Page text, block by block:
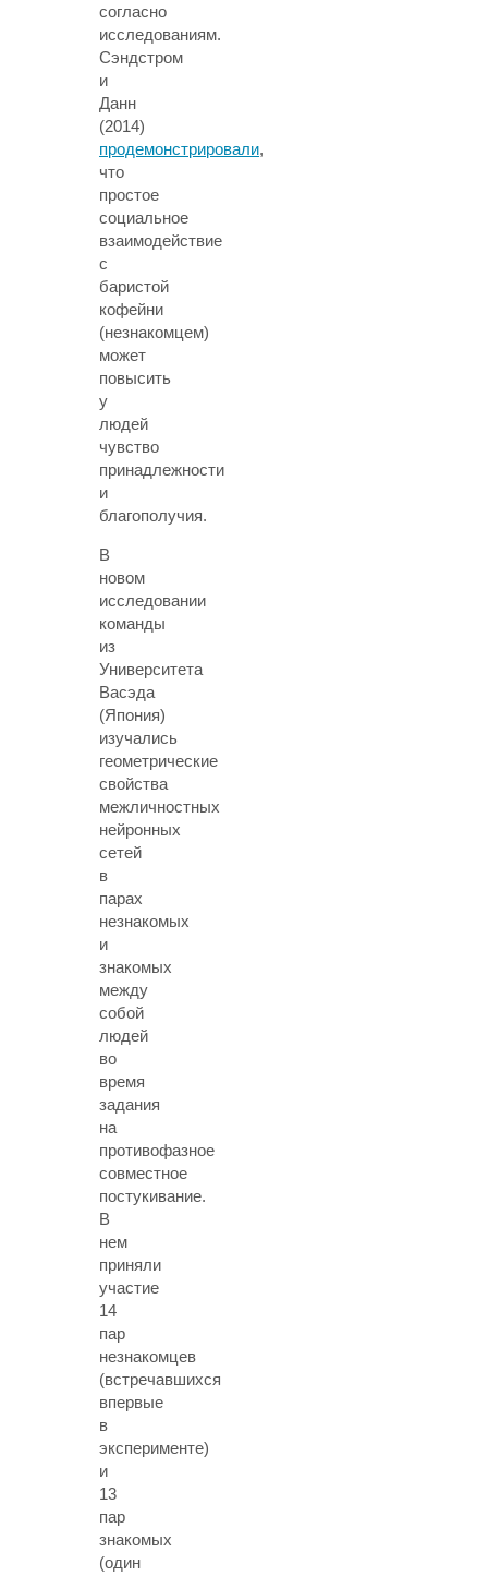
согласно
исследованиям.
Сэндстром
и
Данн
(2014)
продемонстрировали,
что
простое
социальное
взаимодействие
с
баристой
кофейни
(незнакомцем)
может
повысить
у
людей
чувство
принадлежности
и
благополучия.
В
новом
исследовании
команды
из
Университета
Васэда
(Япония)
изучались
геометрические
свойства
межличностных
нейронных
сетей
в
парах
незнакомых
и
знакомых
между
собой
людей
во
время
задания
на
противофазное
совместное
постукивание.
В
нем
приняли
участие
14
пар
незнакомцев
(встречавшихся
впервые
в
эксперименте)
и
13
пар
знакомых
(один